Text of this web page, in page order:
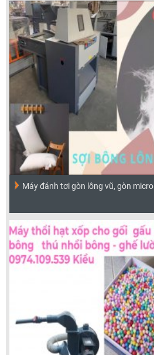
Máy đánh tơi gòn lông vũ, gòn micro